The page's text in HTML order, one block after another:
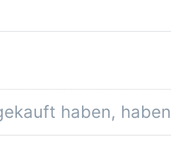
haben,